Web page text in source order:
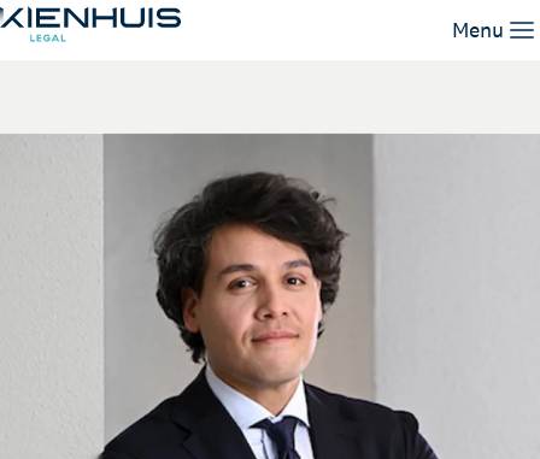
Menu
Expertises
Mark Huizenga